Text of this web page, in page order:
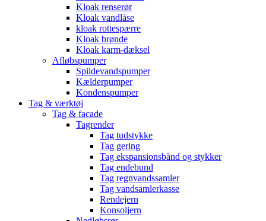
Kloak renserør
Kloak vandlåse
kloak rottespærre
Kloak brønde
Kloak karm-dæksel
Afløbspumper
Spildevandspumper
Kælderpumper
Kondenspumper
Tag & værktøj
Tag & facade
Tagrender
Tag tudstykke
Tag gering
Tag ekspansionsbånd og stykker
Tag endebund
Tag regnvandssamler
Tag vandsamlerkasse
Rendejern
Konsoljern